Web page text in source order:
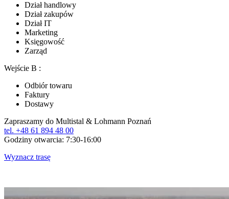
Dział handlowy
Dział zakupów
Dział IT
Marketing
Księgowość
Zarząd
Wejście B :
Odbiór towaru
Faktury
Dostawy
Zapraszamy do Multistal & Lohmann Poznań
tel. +48 61 894 48 00
Godziny otwarcia: 7:30-16:00
Wyznacz trasę